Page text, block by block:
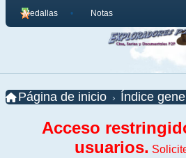
Medallas Notas
Página de inicio Índice
Acceso
usuarios.